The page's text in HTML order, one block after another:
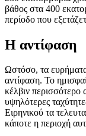
βάθος στα 400
περίοδο που
Η αντίφαση
Ωστόσο, τα
αντίφαση. Το
κέλβιν περισσότερο
υψηλότερες
Ειρηνικού τα
κάποτε η περιοχή